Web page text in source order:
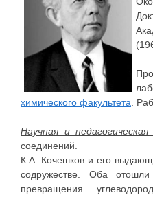
химического факультета .
Научная и
соединений.
К.А. Кочешков и его
содружестве. Оба отошли
превращения